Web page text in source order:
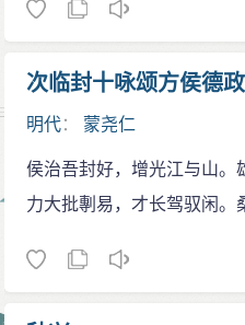
次临封十咏颂方侯德
明代： 蒙尧仁
侯治吾封好，增光江与山。
力大批剸易，才长驾驭闲。